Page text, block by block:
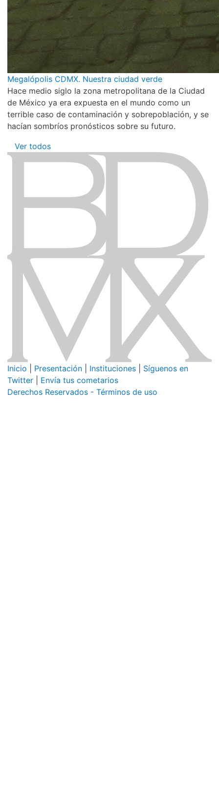
Megalópolis CDMX. Nuestra ciudad verde
Hace medio siglo la zona metropolitana de la Ciudad
de México ya era expuesta en el mundo como un
terrible caso de contaminación y sobrepoblación, y se
hacían sombríos pronósticos sobre su futuro.
Ver todos
Inicio Presentación Instituciones
Síguenos en
Twitter
Envía tus cometarios
Derechos Reservados - Términos de uso